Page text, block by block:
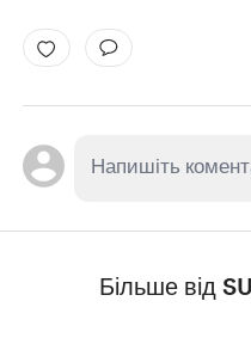
Більше від